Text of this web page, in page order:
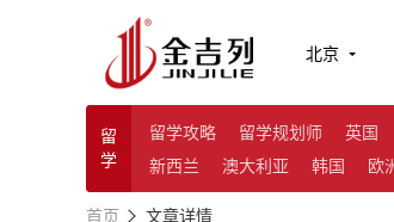
北京
留
学
留学攻略 留学规划师 英国
新西兰
澳大利亚 韩国 欧
首页 文章详情